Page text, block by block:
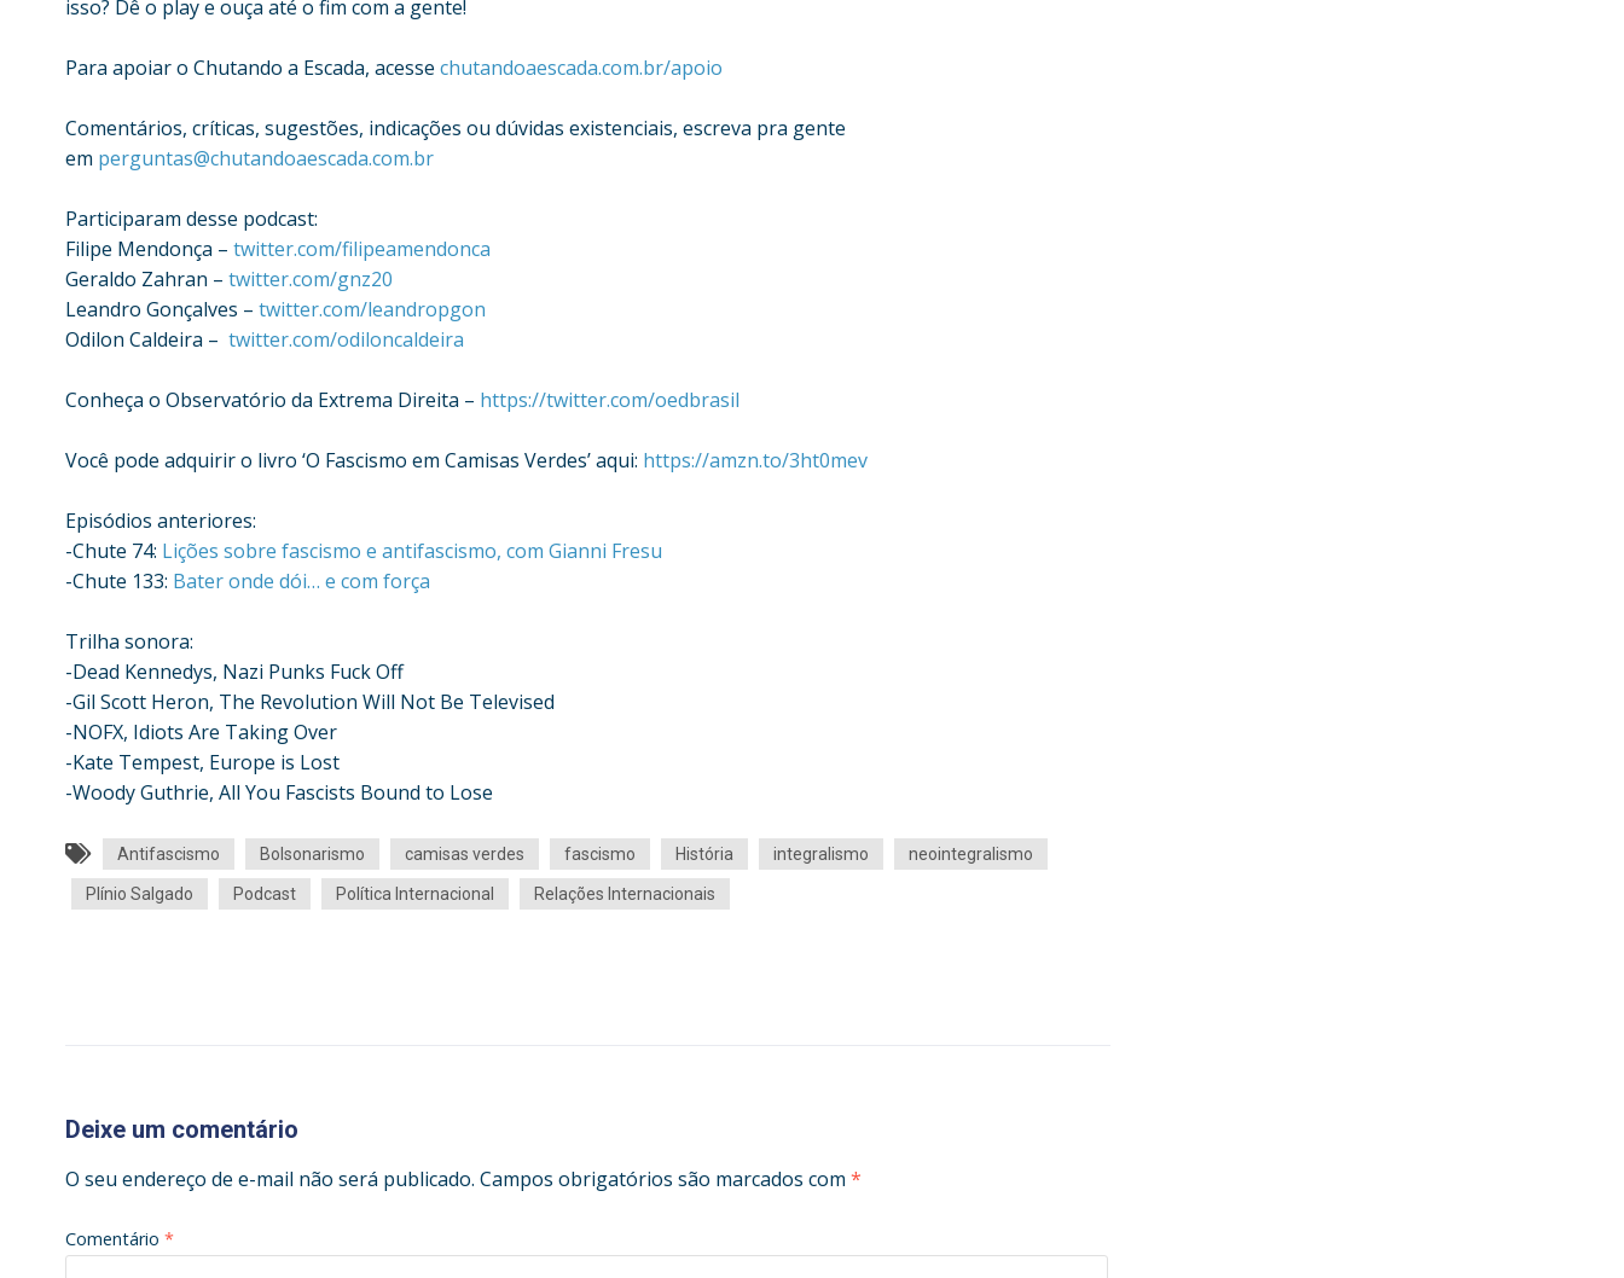
isso? Dê o play e ouça até o fim com a gente!
Para apoiar o Chutando a Escada, acesse chutandoaescada.com.br/apoio
Comentários, críticas, sugestões, indicações ou dúvidas existenciais, escreva pra gente
em perguntas@chutandoaescada.com.br
Participaram desse podcast:
Filipe Mendonça – twitter.com/filipeamendonca
Geraldo Zahran – twitter.com/gnz20
Leandro Gonçalves – twitter.com/leandropgon
Odilon Caldeira – twitter.com/odiloncaldeira
Conheça o Observatório da Extrema Direita – https://twitter.com/oedbrasil
Você pode adquirir o livro ‘O Fascismo em Camisas Verdes’ aqui: https://amzn.to/3ht0mev
Episódios anteriores:
-Chute 74: Lições sobre fascismo e antifascismo, com Gianni Fresu
-Chute 133: Bater onde dói… e com força
Trilha sonora:
-Dead Kennedys, Nazi Punks Fuck Off
-Gil Scott Heron, The Revolution Will Not Be Televised
-NOFX, Idiots Are Taking Over
-Kate Tempest, Europe is Lost
-Woody Guthrie, All You Fascists Bound to Lose
Antifascismo Bolsonarismo camisas verdes fascismo História integralismo neointegralismo
Plínio Salgado Podcast Política Internacional Relações Internacionais
Deixe um comentário
O seu endereço de e-mail não será publicado. Campos obrigatórios são marcados com *
Comentário *